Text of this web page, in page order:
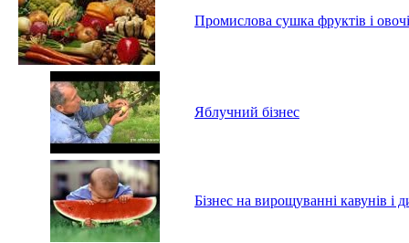
Промислова сушка фруктів і
Яблучний бізнес
Бізнес на вирощуванні кавунів і